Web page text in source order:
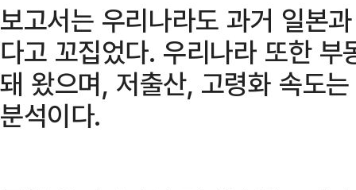
보고서는 우리나라도 과거 일본
다고 꼬집었다. 우리나라 또한
돼 왔으며, 저출산, 고령화 속도
분석이다.